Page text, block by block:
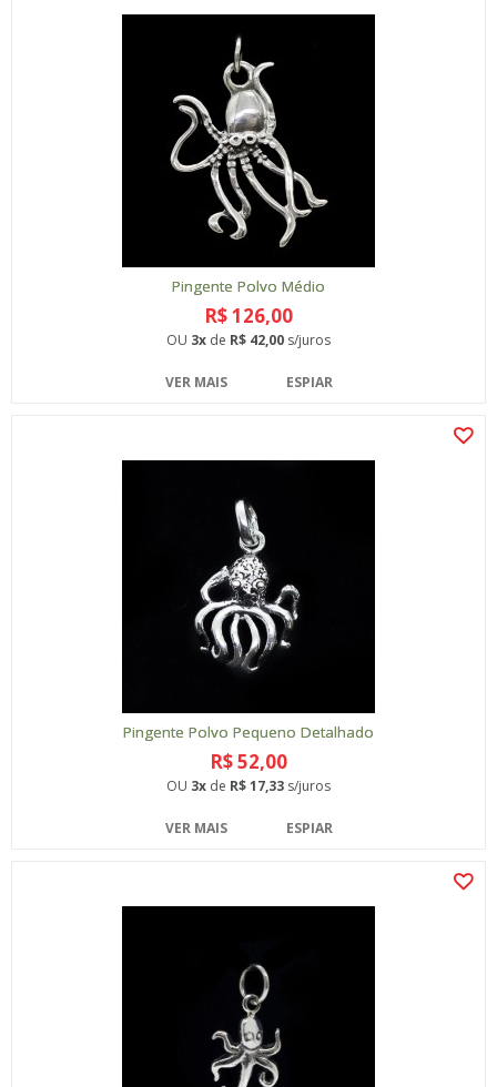
Pingente Polvo Médio
R$ 126,00
OU 3x de R$ 42,00 s/juros
VER MAIS ESPIAR
Pingente Polvo Pequeno Detalhado
R$ 52,00
OU 3x de R$ 17,33 s/juros
VER MAIS ESPIAR